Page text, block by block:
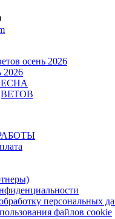
осень 2026
2026
персональных
файлов сookie